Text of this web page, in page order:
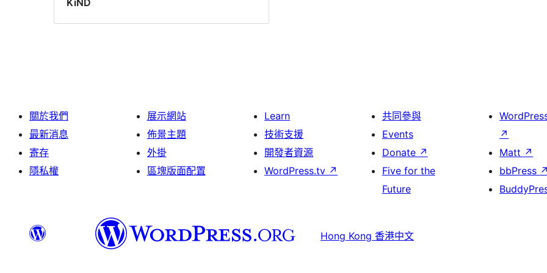
KiND
關於我們
最新消息
寄存
隱私權
展示網站
佈景主題
外掛
區塊版面配置
Learn
技術支援
開發者資源
WordPress.tv ↗
共同參與
Events
Donate ↗
Five for the
Future
↗
Matt ↗
bbPress ↗
Hong Kong 香港中文